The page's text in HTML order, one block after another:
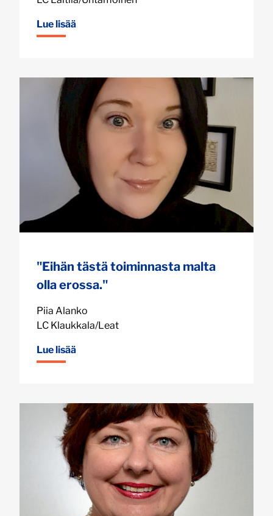
Lue lisää
"Eihän tästä toiminnasta malta
olla erossa."
Piia Alanko
LC Klaukkala/Leat
Lue lisää